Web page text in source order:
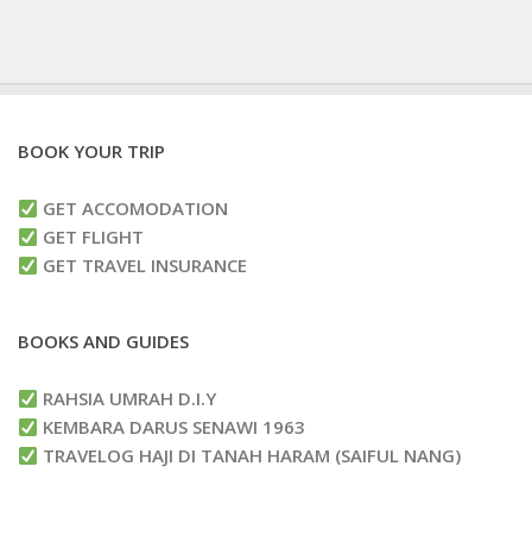
BOOK YOUR TRIP
GET ACCOMODATION
GET FLIGHT
GET TRAVEL INSURANCE
BOOKS AND GUIDES
RAHSIA UMRAH D.I.Y
KEMBARA DARUS SENAWI 1963
TRAVELOG HAJI DI TANAH HARAM (SAIFUL NANG)